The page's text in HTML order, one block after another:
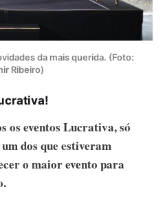
da mais querida. (Foto:
Ribeiro)
os eventos Lucrativa, só
dos que estiveram
o maior evento para